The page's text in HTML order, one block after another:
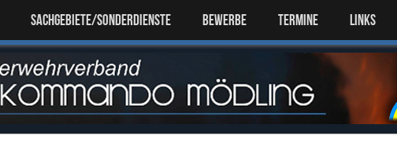
SACHGEBIETE/SONDERDIENSTE Bewerbe TERMINE LINKS